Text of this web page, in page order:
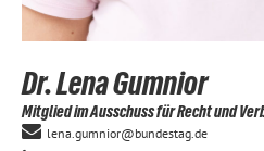
Dr. Lena Gumnior
Mitglied im Ausschuss für Recht und
lena.gumnior@bundestag.de